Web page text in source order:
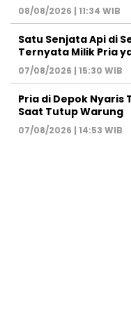
08/08/2026 | 11:34 WIB
Satu Senjata Api di
Ternyata Milik Pria
07/08/2026 | 15:30 WIB
Pria di Depok Nyaris
Saat Tutup Warung
07/08/2026 | 14:53 WIB